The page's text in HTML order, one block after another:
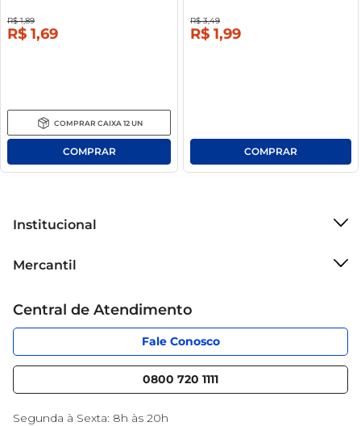
R$ 1,89
R$ 1,69
COMPRAR CAIXA 12 UN
R$ 3,49
R$ 1,99
Institucional
Sobre Privacidade
Nossas lojas
Mercantil
Código de Ética
Serviços
Central de Atendimento
Fale Conosco
0800 720 1111
Segunda à Sexta: 8h às 20h